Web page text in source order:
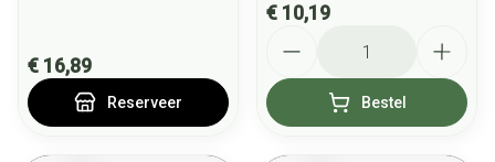
€ 16,89
Reserveer
€ 10,19
Bestel